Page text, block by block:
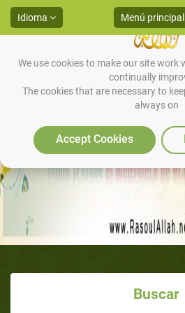
We use cookies to make our site work
continually
The cookies that are necessary to
always on
Accept Cookies
Idioma Menú principal
Buscar